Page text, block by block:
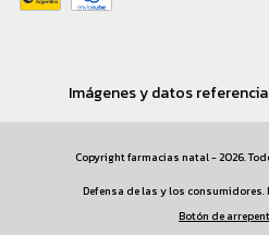
Imágenes y datos
Copyright farmacias natal - 2026.
Defensa de las y los consumidores.
Botón de